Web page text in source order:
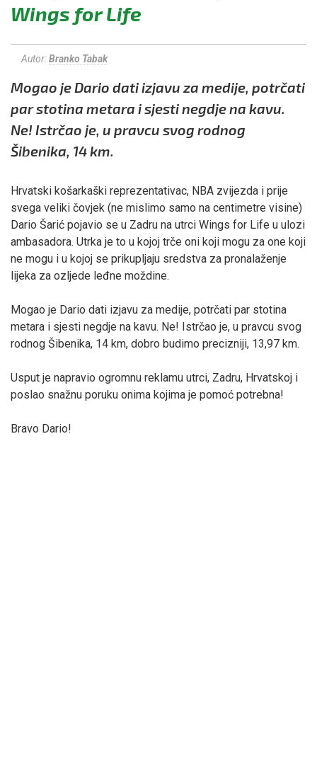
Wings for Life
Autor:Branko Tabak
Mogao je Dario dati izjavu za medije, potrčati
par stotina metara i sjesti negdje na kavu.
Ne! Istrčao je, u pravcu svog rodnog
Šibenika, 14 km.
Hrvatski košarkaški reprezentativac, NBA zvijezda i prije
svega veliki čovjek (ne mislimo samo na centimetre visine)
Dario Šarić pojavio se u Zadru na utrci Wings for Life u ulozi
ambasadora. Utrka je to u kojoj trče oni koji mogu za one koji
ne mogu i u kojoj se prikupljaju sredstva za pronalaženje
lijeka za ozljede leđne moždine.
Mogao je Dario dati izjavu za medije, potrčati par stotina
metara i sjesti negdje na kavu. Ne! Istrčao je, u pravcu svog
rodnog Šibenika, 14 km, dobro budimo precizniji, 13,97 km.
Usput je napravio ogromnu reklamu utrci, Zadru, Hrvatskoj i
poslao snažnu poruku onima kojima je pomoć potrebna!
Bravo Dario!